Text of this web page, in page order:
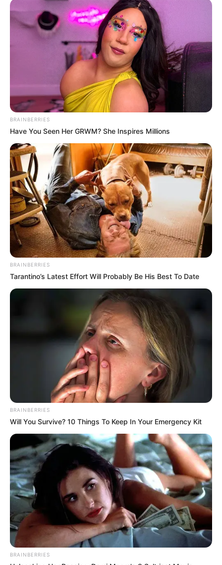
BRAINBERRIES
Have You Seen Her GRWM? She Inspires Millions
BRAINBERRIES
Tarantino’s Latest Effort Will Probably Be His Best To Date
BRAINBERRIES
Will You Survive? 10 Things To Keep In Your Emergency Kit
BRAINBERRIES